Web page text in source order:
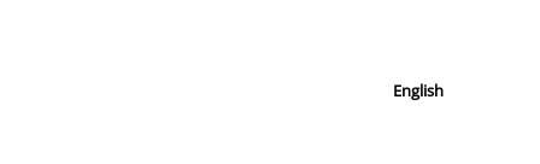
English